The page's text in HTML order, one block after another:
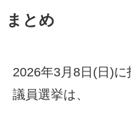
まとめ
2026年3月8日(日)
議員選挙は、